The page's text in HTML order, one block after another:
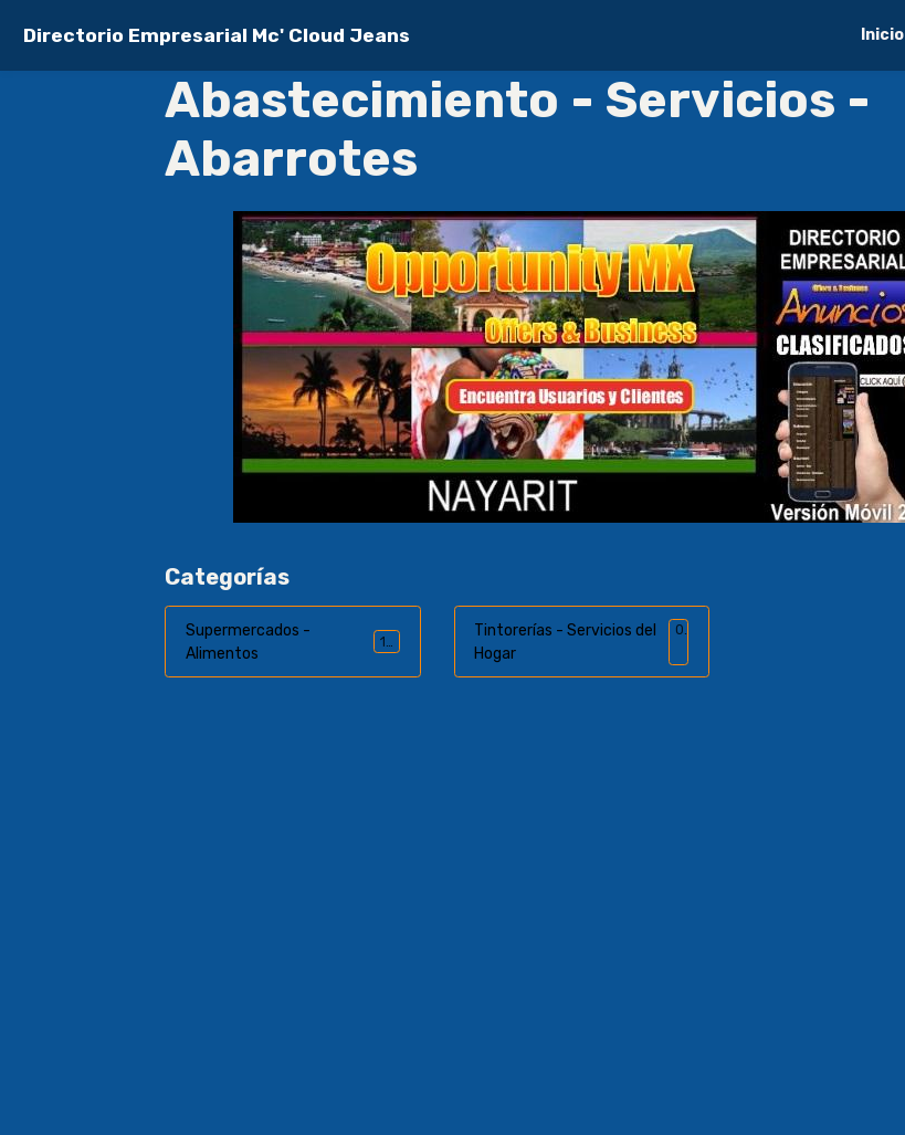
Directorio Empresarial Mc' Cloud Jeans Inicio
Abastecimiento - Servicios -
Abarrotes
Categorías
Supermercados -
Alimentos
Tintorerías - Servicios del
Hogar